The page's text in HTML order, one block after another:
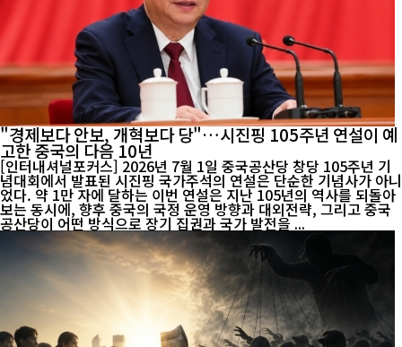
"경제보다 안보, 개혁보다 당"…시진핑 105주년 연설이 예
고한 중국의 다음 10년
[인터내셔널포커스] 2026년 7월 1일 중국공산당 창당 105주년 기
념대회에서 발표된 시진핑 국가주석의 연설은 단순한 기념사가 아니
었다. 약 1만 자에 달하는 이번 연설은 지난 105년의 역사를 되돌아
보는 동시에, 향후 중국의 국정 운영 방향과 대외전략, 그리고 중국
공산당이 어떤 방식으로 장기 집권과 국가 발전을 ...